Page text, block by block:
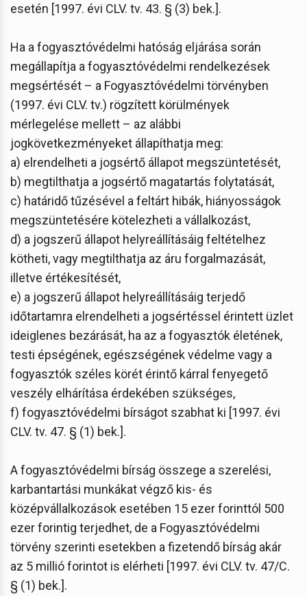
esetén [1997. évi CLV. tv. 43. § (3) bek.].
Ha a fogyasztóvédelmi hatóság eljárása során
megállapítja a fogyasztóvédelmi rendelkezések
megsértését – a Fogyasztóvédelmi törvényben
(1997. évi CLV. tv.) rögzített körülmények
mérlegelése mellett – az alábbi
jogkövetkezményeket állapíthatja meg:
a) elrendelheti a jogsértő állapot megszüntetését,
b) megtilthatja a jogsértő magatartás folytatását,
c) határidő tűzésével a feltárt hibák, hiányosságok
megszüntetésére kötelezheti a vállalkozást,
d) a jogszerű állapot helyreállításáig feltételhez
kötheti, vagy megtilthatja az áru forgalmazását,
illetve értékesítését,
e) a jogszerű állapot helyreállításáig terjedő
időtartamra elrendelheti a jogsértéssel érintett üzlet
ideiglenes bezárását, ha az a fogyasztók életének,
testi épségének, egészségének védelme vagy a
fogyasztók széles körét érintő kárral fenyegető
veszély elhárítása érdekében szükséges,
f) fogyasztóvédelmi bírságot szabhat ki [1997. évi
CLV. tv. 47. § (1) bek.].
A fogyasztóvédelmi bírság összege a szerelési,
karbantartási munkákat végző kis- és
középvállalkozások esetében 15 ezer forinttól 500
ezer forintig terjedhet, de a Fogyasztóvédelmi
törvény szerinti esetekben a fizetendő bírság akár
az 5 millió forintot is elérheti [1997. évi CLV. tv. 47/C.
§ (1) bek.].